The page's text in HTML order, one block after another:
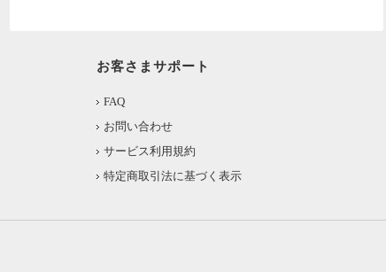
お客さまサポート
FAQ
お問い合わせ
サービス利用規約
特定商取引法に基づく表示